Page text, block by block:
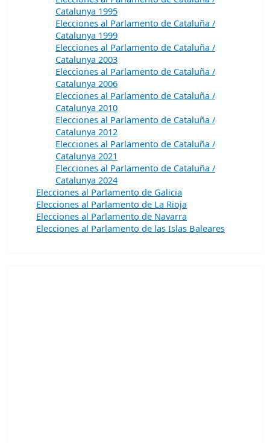
Catalunya 1995
Elecciones al Parlamento de Cataluña /
Catalunya 1999
Elecciones al Parlamento de Cataluña /
Catalunya 2003
Elecciones al Parlamento de Cataluña /
Catalunya 2006
Elecciones al Parlamento de Cataluña /
Catalunya 2010
Elecciones al Parlamento de Cataluña /
Catalunya 2012
Elecciones al Parlamento de Cataluña /
Catalunya 2021
Elecciones al Parlamento de Cataluña /
Catalunya 2024
Elecciones al Parlamento de Galicia
Elecciones al Parlamento de La Rioja
Elecciones al Parlamento de Navarra
Elecciones al Parlamento de las Islas Baleares